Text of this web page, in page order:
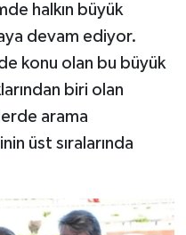
halkın büyük
devam ediyor.
konu olan bu büyük
biri olan
arama
üst sıralarında